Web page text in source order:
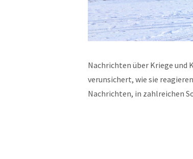
Nachrichten über Kriege und
verunsichert, wie sie
Nachrichten, in zahlreichen